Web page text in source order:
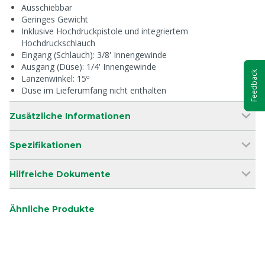
Ausschiebbar
Geringes Gewicht
Inklusive Hochdruckpistole und integriertem
Hochdruckschlauch
Eingang (Schlauch): 3/8' Innengewinde
Ausgang (Düse): 1/4' Innengewinde
Lanzenwinkel: 15º
Düse im Lieferumfang nicht enthalten
Zusätzliche Informationen
Spezifikationen
Hilfreiche Dokumente
Ähnliche Produkte
Feedback